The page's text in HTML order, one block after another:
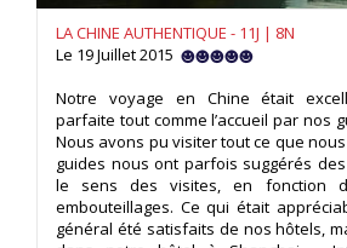
LA CHINE AUTHENTIQUE - 11J | 8N
Le 19 Juillet 2015
Notre voyage en Chine était
parfaite tout comme l’accueil par nos
Nous avons pu visiter tout ce que
guides nous ont parfois suggérés
le sens des visites, en fonction
embouteillages. Ce qui était
général été satisfaits de nos hôtels,